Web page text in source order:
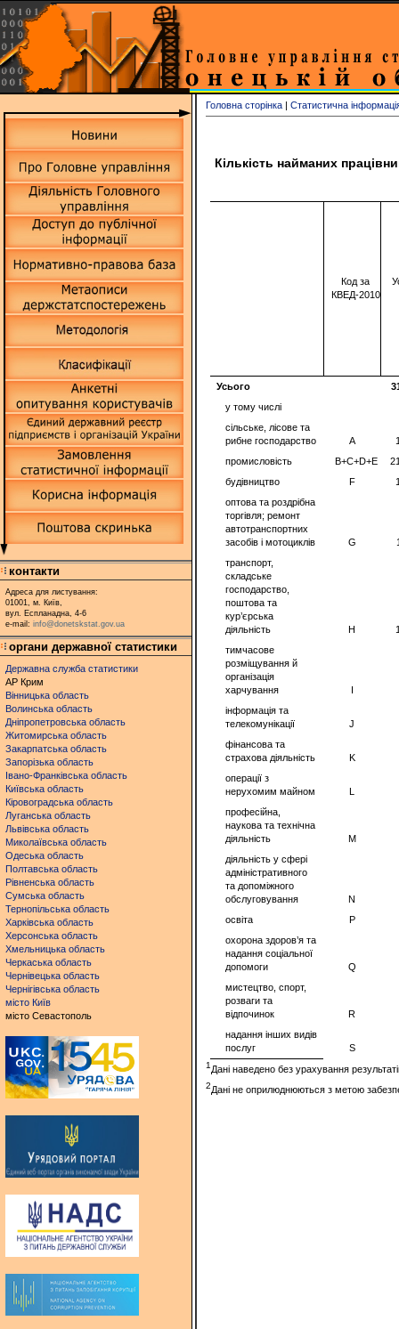
контакти
Адреса для листування:
01001, м. Київ,
вул. Еспланадна, 4-6
e-mail: info@donetskstat.gov.ua
органи державної статистики
Державна служба статистики
АР Крим
Вінницька область
Волинська область
Дніпропетровська область
Житомирська область
Закарпатська область
Запорізька область
Івано-Франківська область
Київська область
Кіровоградська область
Луганська область
Львівська область
Миколаївська область
Одеська область
Полтавська область
Рівненська область
Сумська область
Тернопільська область
Харківська область
Херсонська область
Хмельницька область
Черкаська область
Чернівецька область
Чернігівська область
місто Київ
місто Севастополь
Головна сторінка | Статистична
Кількість найманих
Код за
КВЕД-2010
Усього
у тому числі
сільське, лісове та
рибне господарство
A
промисловість
B+C+D+E
будівництво
F
оптова та роздрібна
торгівля; ремонт
автотранспортних
засобів і мотоциклів
G
транспорт,
складське
господарство,
поштова та
кур’єрська
діяльність
H
тимчасове
розміщування й
організація
харчування
I
інформація та
телекомунікації
J
фінансова та
страхова діяльність
K
операції з
нерухомим майном
L
професійна,
наукова та технічна
діяльність
M
діяльність у сфері
адміністративного
та допоміжного
обслуговування
N
освіта
P
охорона здоров’я та
надання соціальної
допомоги
Q
мистецтво, спорт,
розваги та
відпочинок
R
надання інших видів
послуг
S
1 Дані наведено без урахування
2Дані не оприлюднюються з метою